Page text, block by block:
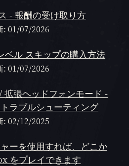
- 報酬の受け取り方
: 01/07/2026
ベル スキップの購入方法
: 01/07/2026
張ヘッドフォンモード -
ラブルシューティング
: 02/12/2025
ーを使用すれば、どこか
をプレイできます